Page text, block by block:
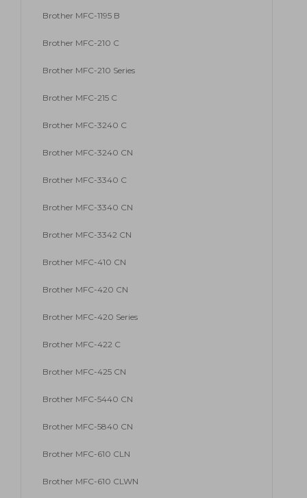
Brother MFC-1195 B
Brother MFC-210 C
Brother MFC-210 Series
Brother MFC-215 C
Brother MFC-3240 C
Brother MFC-3240 CN
Brother MFC-3340 C
Brother MFC-3340 CN
Brother MFC-3342 CN
Brother MFC-410 CN
Brother MFC-420 CN
Brother MFC-420 Series
Brother MFC-422 C
Brother MFC-425 CN
Brother MFC-5440 CN
Brother MFC-5840 CN
Brother MFC-610 CLN
Brother MFC-610 CLWN